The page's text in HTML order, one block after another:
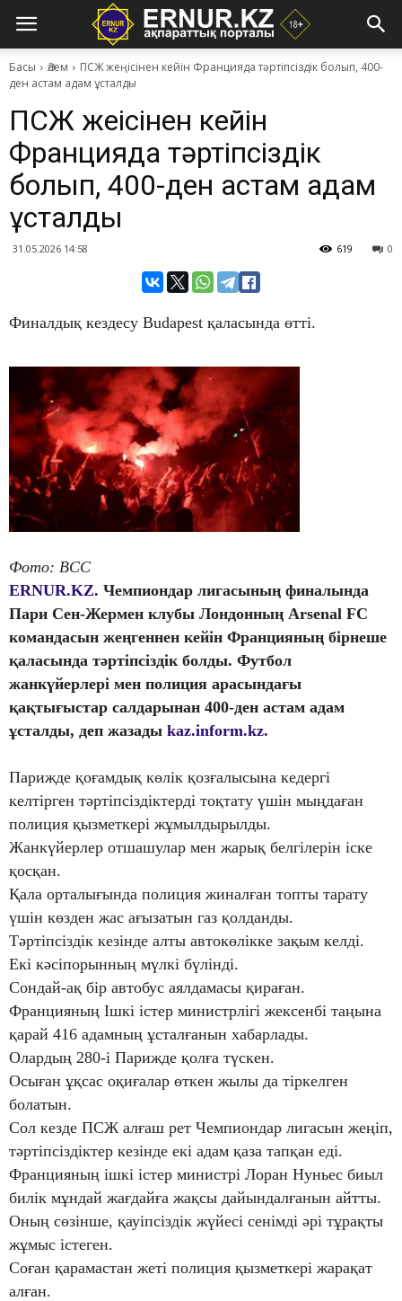
Басы Әлем
ПСЖ жеңісінен кейін Францияда тәртіпсіздік болып, 400-
ден астам адам ұсталды
ПСЖ жеңісінен кейін
Францияда тәртіпсіздік
болып, 400-ден астам адам
ұсталды
31.05.2026 14:58 0
619
Финалдық кездесу Budapest қаласында өтті.
Фото: BCC
ERNUR.KZ. Чемпиондар лигасының финалында
Пари Сен-Жермен клубы Лондонның Arsenal FC
командасын жеңгеннен кейін Францияның бірнеше
қаласында тәртіпсіздік болды. Футбол
жанкүйерлері мен полиция арасындағы
қақтығыстар салдарынан 400-ден астам адам
ұсталды, деп жазады kaz.inform.kz.
Парижде қоғамдық көлік қозғалысына кедергі
келтірген тәртіпсіздіктерді тоқтату үшін мыңдаған
полиция қызметкері жұмылдырылды.
Жанкүйерлер отшашулар мен жарық белгілерін іске
қосқан.
Қала орталығында полиция жиналған топты тарату
үшін көзден жас ағызатын газ қолданды.
Тәртіпсіздік кезінде алты автокөлікке зақым келді.
Екі кәсіпорынның мүлкі бүлінді.
Сондай-ақ бір автобус аялдамасы қираған.
Францияның Ішкі істер министрлігі жексенбі таңына
қарай 416 адамның ұсталғанын хабарлады.
Олардың 280-і Парижде қолға түскен.
Осыған ұқсас оқиғалар өткен жылы да тіркелген
болатын.
Сол кезде ПСЖ алғаш рет Чемпиондар лигасын жеңіп,
тәртіпсіздіктер кезінде екі адам қаза тапқан еді.
Францияның ішкі істер министрі Лоран Нуньес биыл
билік мұндай жағдайға жақсы дайындалғанын айтты.
Оның сөзінше, қауіпсіздік жүйесі сенімді әрі тұрақты
жұмыс істеген.
Соған қарамастан жеті полиция қызметкері жарақат
алған.